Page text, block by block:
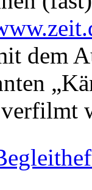
dem